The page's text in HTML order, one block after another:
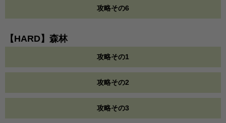
攻略その6
【HARD】森林
攻略その1
攻略その2
攻略その3